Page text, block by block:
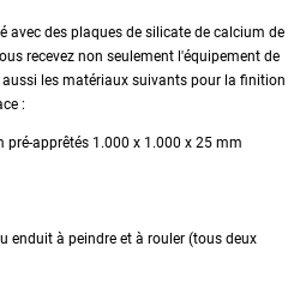
avec des plaques de silicate de calcium de
recevez non seulement l'équipement de
les matériaux suivants pour la finition
:
apprêtés 1.000 x 1.000 x 25 mm
enduit à peindre et à rouler (tous deux